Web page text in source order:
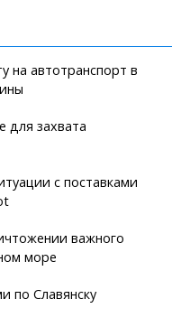
на автотранспорт в
для захвата
с поставками
важного
море
по Славянску